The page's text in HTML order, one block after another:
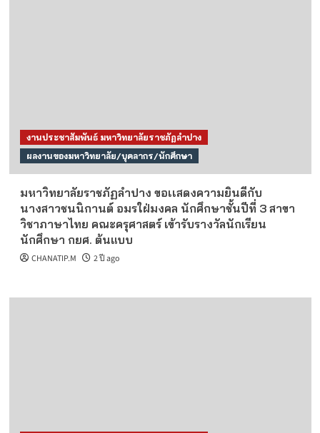
งานประชาสัมพันธ์ มหาวิทยาลัยราชภัฏลำปาง
ผลงานของมหาวิทยาลัย/บุคลากร/นักศึกษา
มหาวิทยาลัยราชภัฏลำปาง ขอเเสดงความยินดีกับ
นางสาวชนนิกานต์ อมรใฝ่มงคล นักศึกษาชั้นปีที่ 3 สาขา
วิชาภาษาไทย คณะครุศาสตร์ เข้ารับรางวัลนักเรียน
นักศึกษา กยศ. ต้นแบบ
CHANATIP.M 2 ปี ago